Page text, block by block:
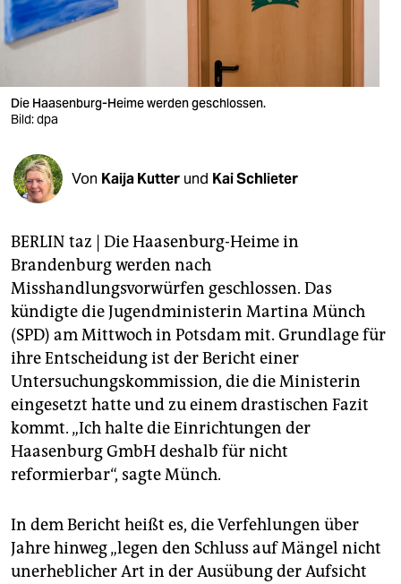
wahrheit
verlag
verlag
veranstaltungen
shop
fragen & hilfe
unterstützen
abo
genossenschaft
epaper login
Die Haasenburg-Heime werden geschlossen.
Bild: dpa
Von Kaija Kutter und Kai Schlieter
BERLIN taz | Die Haasenburg-Heime in
Brandenburg werden nach
Misshandlungsvorwürfen geschlossen. Das
kündigte die Jugendministerin Martina Münch
(SPD) am Mittwoch in Potsdam mit. Grundlage für
ihre Entscheidung ist der Bericht einer
Untersuchungskommission, die die Ministerin
eingesetzt hatte und zu einem drastischen Fazit
kommt. „Ich halte die Einrichtungen der
Haasenburg GmbH deshalb für nicht
reformierbar“, sagte Münch.
In dem Bericht heißt es, die Verfehlungen über
Jahre hinweg „legen den Schluss auf Mängel nicht
unerheblicher Art in der Ausübung der Aufsicht